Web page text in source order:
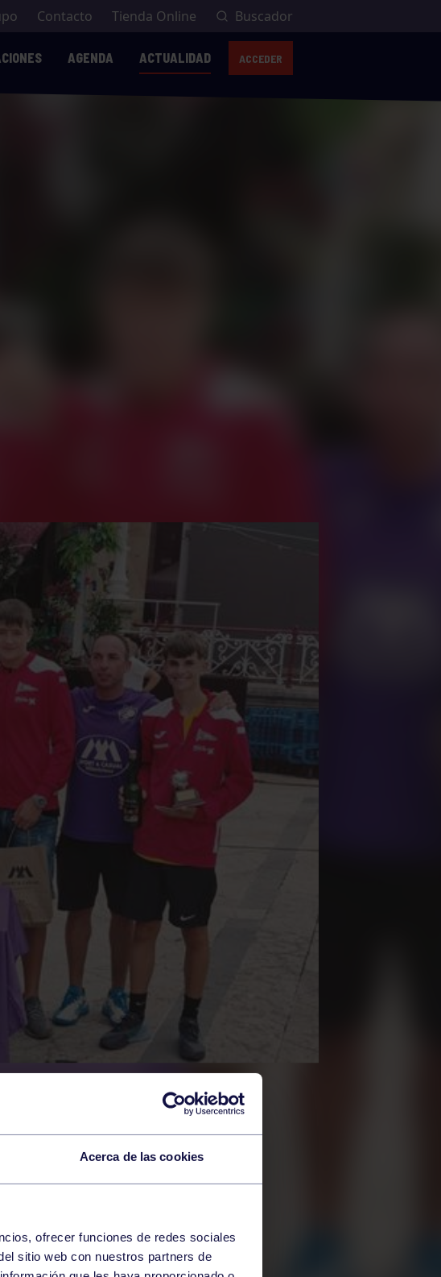
Acerca de las cookies
ofrecer funciones de redes sociales
sitio web con nuestros partners de
Contacto Tienda Online Buscador
AGENDA ACTUALIDAD ACCEDER